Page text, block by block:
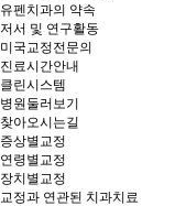
유펜치과의 약속
저서 및 연구활동
미국교정전문의
진료시간안내
클린시스템
병원둘러보기
찾아오시는길
증상별교정
연령별교정
장치별교정
교정과 연관된 치과치료